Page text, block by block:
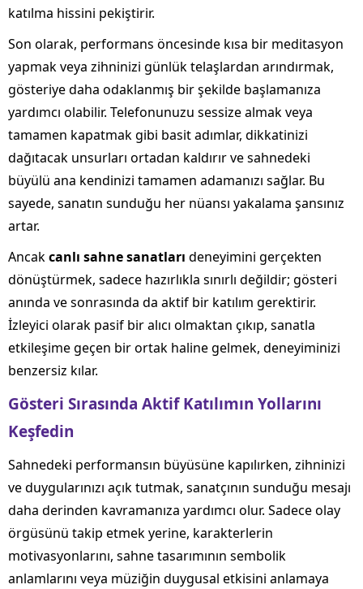
katılma hissini pekiştirir.
Son olarak, performans öncesinde kısa bir meditasyon
yapmak veya zihninizi günlük telaşlardan arındırmak,
gösteriye daha odaklanmış bir şekilde başlamanıza
yardımcı olabilir. Telefonunuzu sessize almak veya
tamamen kapatmak gibi basit adımlar, dikkatinizi
dağıtacak unsurları ortadan kaldırır ve sahnedeki
büyülü ana kendinizi tamamen adamanızı sağlar. Bu
sayede, sanatın sunduğu her nüansı yakalama şansınız
artar.
Ancakcanlı sahne sanatları deneyimini gerçekten
dönüştürmek, sadece hazırlıkla sınırlı değildir; gösteri
anında ve sonrasında da aktif bir katılım gerektirir.
İzleyici olarak pasif bir alıcı olmaktan çıkıp, sanatla
etkileşime geçen bir ortak haline gelmek, deneyiminizi
benzersiz kılar.
Gösteri Sırasında Aktif Katılımın Yollarını
Keşfedin
Sahnedeki performansın büyüsüne kapılırken, zihninizi
ve duygularınızı açık tutmak, sanatçının sunduğu mesajı
daha derinden kavramanıza yardımcı olur. Sadece olay
örgüsünü takip etmek yerine, karakterlerin
motivasyonlarını, sahne tasarımının sembolik
anlamlarını veya müziğin duygusal etkisini anlamaya